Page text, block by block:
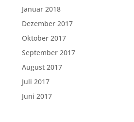
Januar 2018
Dezember 2017
Oktober 2017
September 2017
August 2017
Juli 2017
Juni 2017